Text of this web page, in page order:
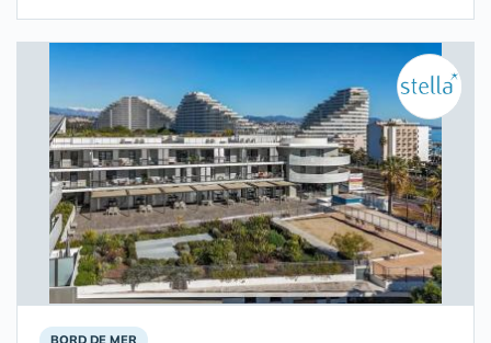
BORD DE MER